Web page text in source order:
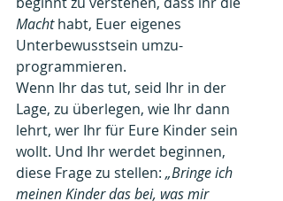
Macht habt, Euer eigenes
Unterbewusstsein umzu-
programmieren.
Wenn Ihr das tut, seid Ihr in der
Lage, zu überlegen, wie Ihr dann
lehrt, wer Ihr für Eure Kinder sein
wollt. Und Ihr werdet beginnen,
diese Frage zu stellen: „Bringe ich
meinen Kinder das bei, was mir